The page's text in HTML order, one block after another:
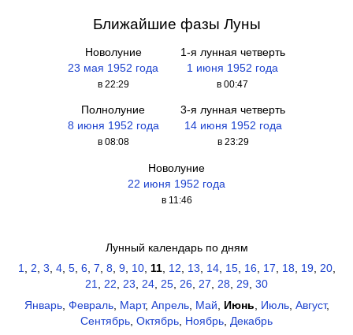
Ближайшие фазы Луны
Новолуние
23 мая 1952 года
в 22:29
1-я лунная четверть
1 июня 1952 года
в 00:47
Полнолуние
8 июня 1952 года
в 08:08
3-я лунная четверть
14 июня 1952 года
в 23:29
Новолуние
22 июня 1952 года
в 11:46
Лунный календарь по дням
1, 2, 3, 4, 5, 6, 7, 8, 9, 10, 11, 12, 13, 14, 15, 16, 17, 18, 19, 20,
21, 22, 23, 24, 25, 26, 27, 28, 29, 30
Январь, Февраль, Март, Апрель, Май, Июнь, Июль, Август,
Сентябрь, Октябрь, Ноябрь, Декабрь